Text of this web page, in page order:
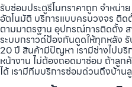
รับซ่อมประตูรีโมทราคาถูก จำหน่า
อัตโนมัติ บริการแบบครบวงจร ติ
ตามมาตรฐาน อุปกรณ์การติดตั้ง
ระบบกราวด์ป้องกันดูดให้ทุกหลัง รั
20 ปี สินค้ามีปัญหา เรามีช่างไปบริ
หน้างาน ไม่ต้องถอดมาซ่อม ถ้าลู
ได้ เรามีทีมบริการซ่อมด่วนถึงบ้าน